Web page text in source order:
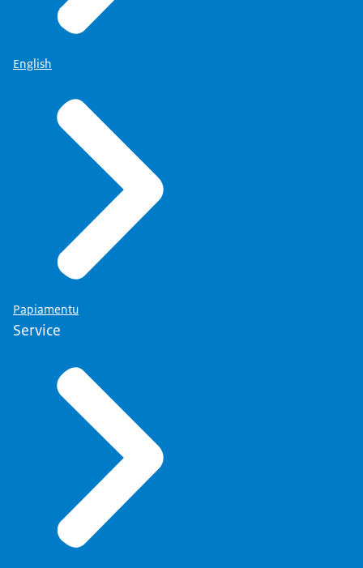
English
Papiamentu
Service